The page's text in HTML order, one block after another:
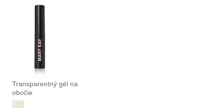
Transparentný gél na
obočie